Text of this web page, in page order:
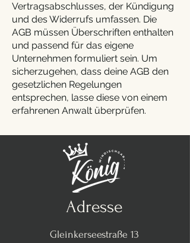
Vertragsabschlusses, der Kündigung
und des Widerrufs umfassen. Die
AGB müssen Überschriften enthalten
und passend für das eigene
Unternehmen formuliert sein. Um
sicherzugehen, dass deine AGB den
gesetzlichen Regelungen
entsprechen, lasse diese von einem
erfahrenen Anwalt überprüfen.
Adresse
Gleinkerseestraße 13